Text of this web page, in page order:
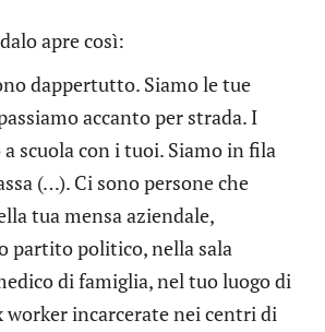
apre così:
dappertutto. Siamo le tue
accanto per strada. I
scuola con i tuoi. Siamo in fila
(…). Ci sono persone che
tua mensa aziendale,
partito politico, nella sala
di famiglia, nel tuo luogo di
worker incarcerate nei centri di